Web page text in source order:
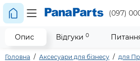
(097)
Головна Аксесуари для бізнесу для
Опис Відгуки 0